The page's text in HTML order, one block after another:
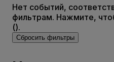
Нет событий,
фильтрам. Нажмите,
().
Сбросить фильтры